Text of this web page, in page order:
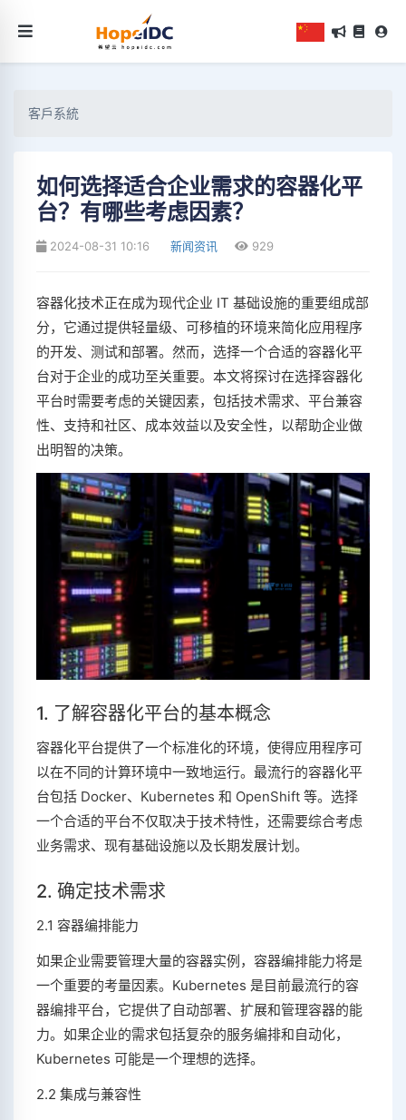
客戶系統
如何选择适合企业需求的容器化平
台？有哪些考虑因素？
2024-08-31 10:16 新闻资讯 929
容器化技术正在成为现代企业 IT 基础设施的重要组成部
分，它通过提供轻量级、可移植的环境来简化应用程序
的开发、测试和部署。然而，选择一个合适的容器化平
台对于企业的成功至关重要。本文将探讨在选择容器化
平台时需要考虑的关键因素，包括技术需求、平台兼容
性、支持和社区、成本效益以及安全性，以帮助企业做
出明智的决策。
1. 了解容器化平台的基本概念
容器化平台提供了一个标准化的环境，使得应用程序可
以在不同的计算环境中一致地运行。最流行的容器化平
台包括 Docker、Kubernetes 和 OpenShift 等。选择
一个合适的平台不仅取决于技术特性，还需要综合考虑
业务需求、现有基础设施以及长期发展计划。
2. 确定技术需求
2.1 容器编排能力
如果企业需要管理大量的容器实例，容器编排能力将是
一个重要的考量因素。Kubernetes 是目前最流行的容
器编排平台，它提供了自动部署、扩展和管理容器的能
力。如果企业的需求包括复杂的服务编排和自动化，
Kubernetes 可能是一个理想的选择。
2.2 集成与兼容性